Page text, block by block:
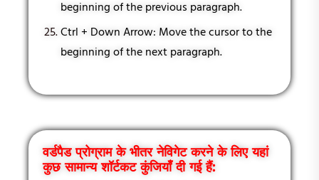
beginning of the previous paragraph.
Ctrl + Down Arrow: Move the cursor to the
beginning of the next paragraph.
वर्डपैड प्रोग्राम के भीतर नेविगेट करने के लिए यहां
कुछ सामान्य शॉर्टकट कुंजियाँ दी गई हैं: